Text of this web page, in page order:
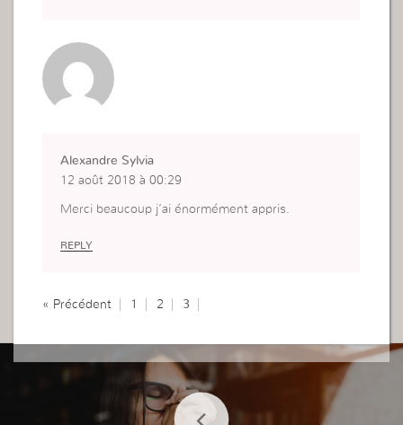
Alexandre Sylvia
12 août 2018 à 00:29
Merci beaucoup j’ai énormément appris.
REPLY
« Précédent 1 2 3